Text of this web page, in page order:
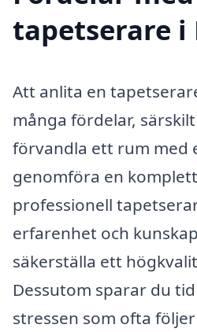
tapetserare i
Att anlita en
många fördelar,
förvandla ett rum med
genomföra en
professionell
erfarenhet och
säkerställa ett
Dessutom sparar du
stressen som ofta